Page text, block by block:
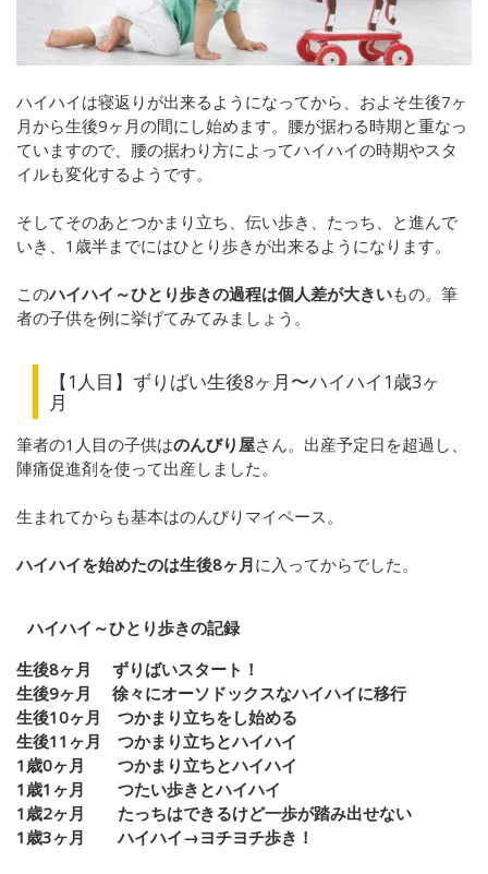
ハイハイは寝返りが出来るようになってから、およそ生後7ヶ
月から生後9ヶ月の間にし始めます。腰が据わる時期と重なっ
ていますので、腰の据わり方によってハイハイの時期やスタ
イルも変化するようです。
そしてそのあとつかまり立ち、伝い歩き、たっち、と進んで
いき、1歳半までにはひとり歩きが出来るようになります。
このハイハイ～ひとり歩きの過程は個人差が大きいもの。筆
者の子供を例に挙げてみてみましょう。
【1人目】ずりばい生後8ヶ月〜ハイハイ1歳3ヶ
月
筆者の1人目の子供はのんびり屋さん。出産予定日を超過し、
陣痛促進剤を使って出産しました。
生まれてからも基本はのんびりマイペース。
ハイハイを始めたのは生後8ヶ月に入ってからでした。
ハイハイ～ひとり歩きの記録
生後8ヶ月 ずりばいスタート！
生後9ヶ月 徐々にオーソドックスなハイハイに移行
生後10ヶ月 つかまり立ちをし始める
生後11ヶ月 つかまり立ちとハイハイ
1歳0ヶ月 つかまり立ちとハイハイ
1歳1ヶ月 つたい歩きとハイハイ
1歳2ヶ月 たっちはできるけど一歩が踏み出せない
1歳3ヶ月 ハイハイ→ヨチヨチ歩き！